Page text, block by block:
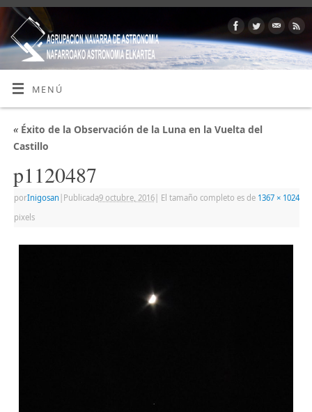
MENÚ
«Éxito de la Observación de la Luna en la Vuelta del
Castillo
p1120487
porInigosan Publicada9 octubre, 2016| El tamaño completo es de 1367 × 1024
pixels